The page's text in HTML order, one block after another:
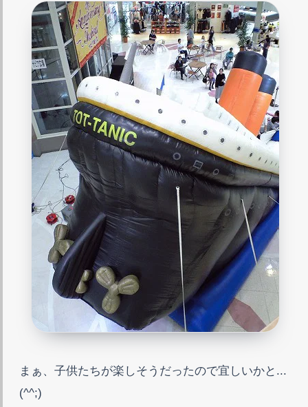
まぁ、子供たちが楽しそうだったので宜しいかと...
(^^;)